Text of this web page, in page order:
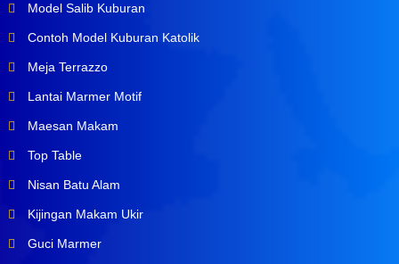
Model Salib Kuburan
Contoh Model Kuburan Katolik
Meja Terrazzo
Lantai Marmer Motif
Maesan Makam
Top Table
Nisan Batu Alam
Kijingan Makam Ukir
Guci Marmer